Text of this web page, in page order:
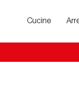
Cucine